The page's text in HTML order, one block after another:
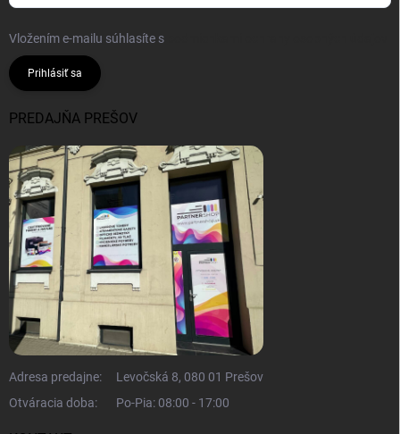
Vložením e-mailu súhlasíte s
Prihlásiť sa
PREDAJŇA PREŠOV
Adresa predajne:
Levočská 8, 080 01 Prešov
Otváracia doba:
Po-Pia: 08:00 - 17:00